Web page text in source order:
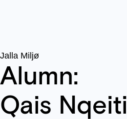
Jalla Miljø
Alumn:
Qais Nqeiti